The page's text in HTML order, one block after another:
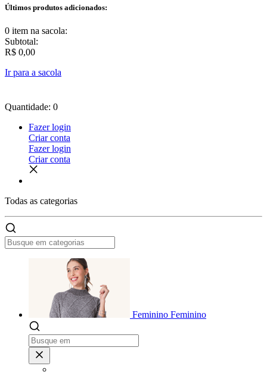
Últimos produtos adicionados:
0 item na sacola:
Subtotal:
R$ 0,00
Ir para a sacola
Quantidade: 0
Fazer login
Criar conta
Fazer login
Criar conta
Todas as categorias
Feminino Feminino